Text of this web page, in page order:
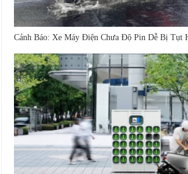
Cảnh Báo: Xe Máy Điện Chưa Độ Pin Dễ Bị Tụt